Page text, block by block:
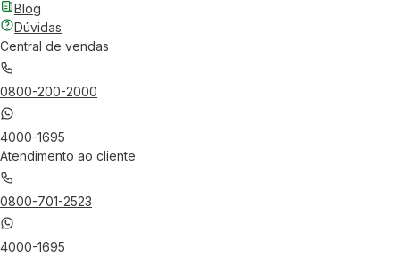
Blog
Dúvidas
Central de vendas
0800-200-2000
4000-1695
Atendimento ao cliente
0800-701-2523
4000-1695